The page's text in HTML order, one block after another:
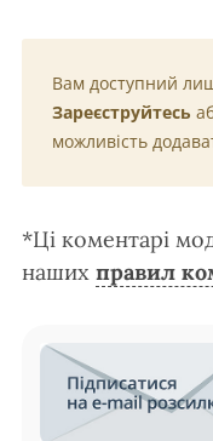
Вам доступний
Зареєструйтесь
можливість
*Ці коментарі
наших правил